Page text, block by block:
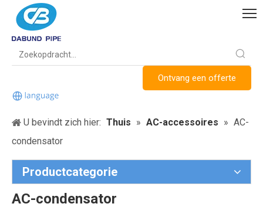
Ontvang een offerte
U bevindt zich hier: Thuis » AC-accessoires » AC-
condensator
Productcategorie
AC-condensator